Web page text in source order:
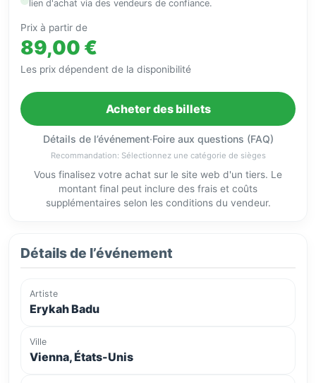
lien d'achat via des vendeurs de confiance.
Prix à partir de
89,00 €
Les prix dépendent de la disponibilité
Acheter des billets
Détails de l’événement·Foire aux questions (FAQ)
Recommandation: Sélectionnez une catégorie de sièges
Vous finalisez votre achat sur le site web d'un tiers. Le
montant final peut inclure des frais et coûts
supplémentaires selon les conditions du vendeur.
Détails de l’événement
Artiste
Erykah Badu
Ville
Vienna, États-Unis